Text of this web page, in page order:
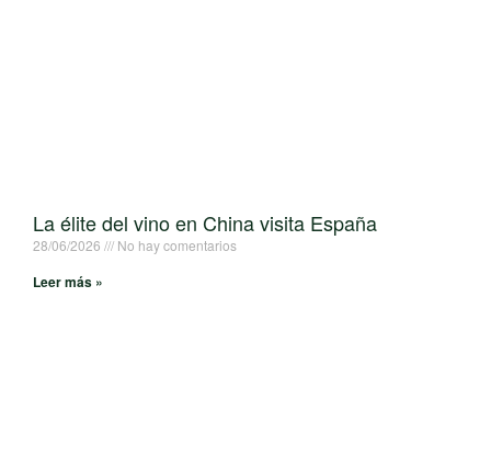
La élite del vino en China visita España
28/06/2026 No hay comentarios
Leer más »